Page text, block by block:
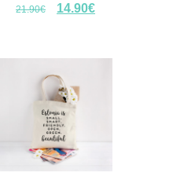
21.90€ 14.90€